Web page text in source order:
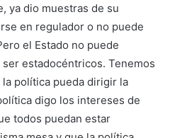
ya dio muestras de su
en regulador o no puede
el Estado no puede
estadocéntricos. Tenemos
política pueda dirigir la
digo los intereses de
todos puedan estar